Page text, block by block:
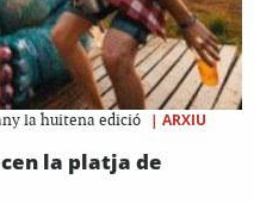
la huitena edició | ARXIU
la platja de